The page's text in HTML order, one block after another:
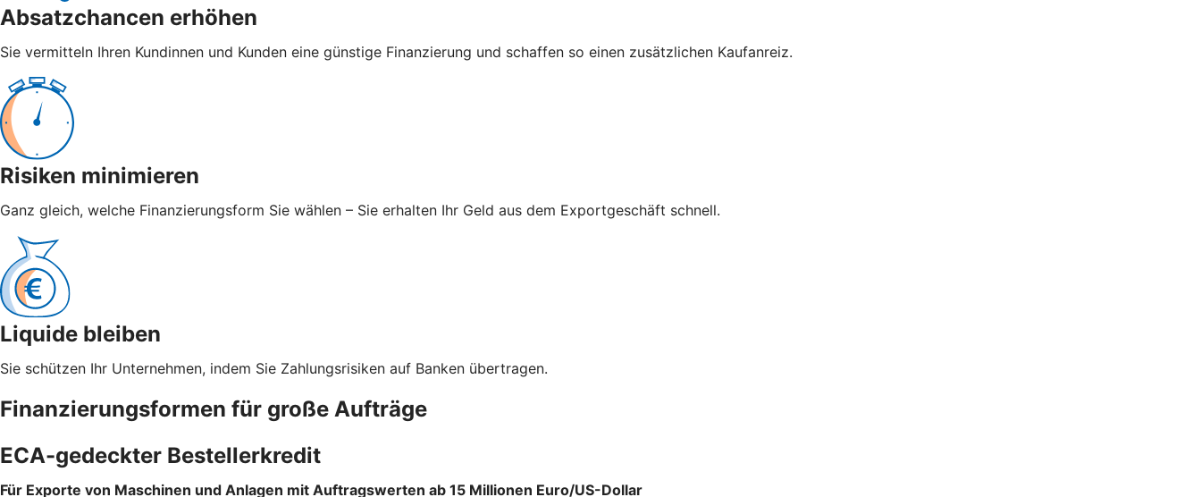
Absatzchancen erhöhen
Sie vermitteln Ihren Kundinnen und Kunden eine günstige Finanzierung und schaffen so einen zusätzlichen Kaufanreiz.
Risiken minimieren
Ganz gleich, welche Finanzierungsform Sie wählen – Sie erhalten Ihr Geld aus dem Exportgeschäft schnell.
Liquide bleiben
Sie schützen Ihr Unternehmen, indem Sie Zahlungsrisiken auf Banken übertragen.
Finanzierungsformen für große Aufträge
ECA-gedeckter Bestellerkredit
Für Exporte von Maschinen und Anlagen mit Auftragswerten ab 15 Millionen Euro/US-Dollar